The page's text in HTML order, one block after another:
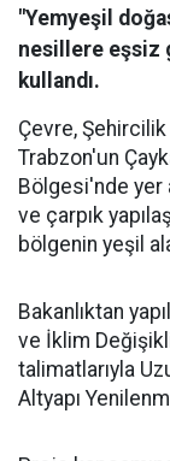
"Yemyeşil
nesillere eşsiz
kullandı.
Çevre, Şehircilik
Trabzon'un
Bölgesi'nde yer
ve çarpık
bölgenin yeşil
Bakanlıktan
ve İklim
talimatlarıyla
Altyapı